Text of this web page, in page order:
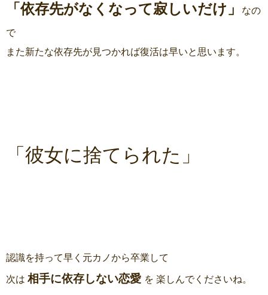
「依存先がなくなって寂しいだけ」 なの
で
また新たな依存先が見つかれば復活は早いと思います。
「彼女に捨てられた」
認識を持って早く元カノから卒業して
次は 相手に依存しない恋愛 を 楽しんでくださいね。